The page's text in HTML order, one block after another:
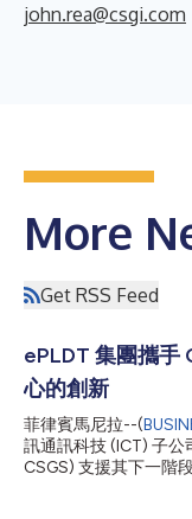
john.rea@csgi.com
More
Get RSS Feed
ePLDT 集團攜手
心的創新
菲律賓馬尼拉--(
訊通訊科技 (ICT) 子公
CSGS) 支援其下一階